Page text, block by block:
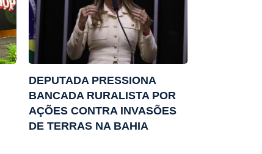
DEPUTADA PRESSIONA
BANCADA RURALISTA POR
AÇÕES CONTRA INVASÕES
DE TERRAS NA BAHIA